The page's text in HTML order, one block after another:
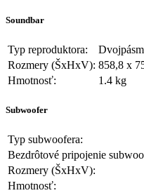
Soundbar
Typ reproduktora:
Rozmery (ŠxHxV): 858,8 x
Hmotnosť:
1.4 kg
Subwoofer
Typ subwoofera:
Bezdrôtové pripojenie
Rozmery (ŠxHxV):
Hmotnosť: